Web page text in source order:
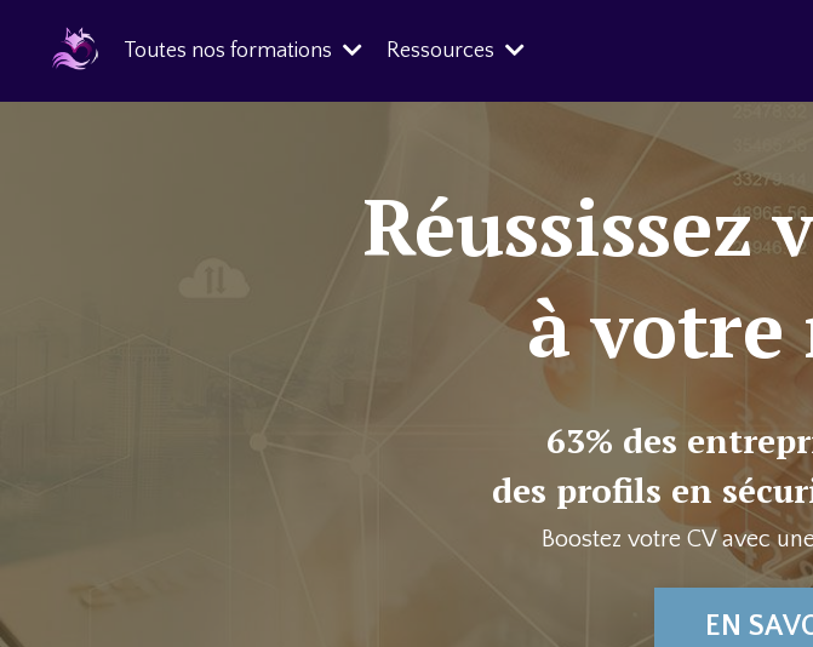
Toutes nos formations Ressources
Réussissez
à
63% des
des profils en
Boostez votre CV avec
EN